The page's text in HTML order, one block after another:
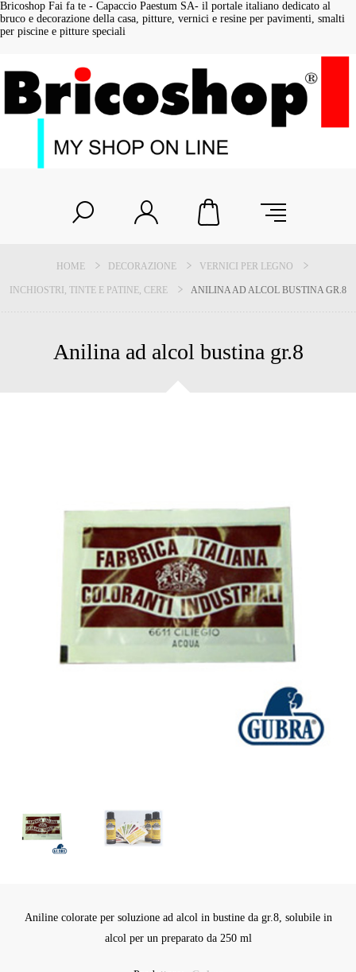
Bricoshop Fai fa te - Capaccio Paestum SA- il portale italiano dedicato al
bruco e decorazione della casa, pitture, vernici e resine per pavimenti, smalti
per piscine e pitture speciali
HOME DECORAZIONE VERNICI PER LEGNO
INCHIOSTRI, TINTE E PATINE, CERE ANILINA AD ALCOL BUSTINA GR.8
Anilina ad alcol bustina gr.8
Aniline colorate per soluzione ad alcol in bustine da gr.8, solubile in
alcol per un preparato da 250 ml